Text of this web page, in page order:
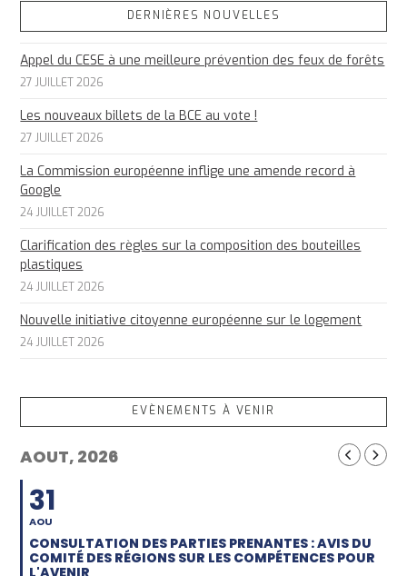
DERNIÈRES NOUVELLES
Appel du CESE à une meilleure prévention des feux de forêts
27 JUILLET 2026
Les nouveaux billets de la BCE au vote !
27 JUILLET 2026
La Commission européenne inflige une amende record à
Google
24 JUILLET 2026
Clarification des règles sur la composition des bouteilles
plastiques
24 JUILLET 2026
Nouvelle initiative citoyenne européenne sur le logement
24 JUILLET 2026
EVÈNEMENTS À VENIR
AOUT, 2026
31
AOU
CONSULTATION DES PARTIES PRENANTES : AVIS DU
COMITÉ DES RÉGIONS SUR LES COMPÉTENCES POUR